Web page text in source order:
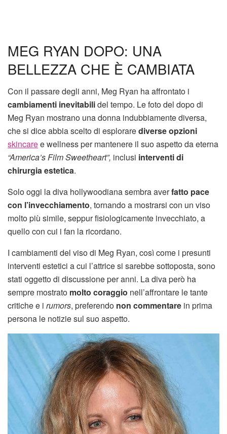
MEG RYAN DOPO: UNA
BELLEZZA CHE È CAMBIATA
Con il passare degli anni, Meg Ryan ha affrontato i
cambiamenti inevitabilidel tempo. Le foto del dopo di
Meg Ryan mostrano una donna indubbiamente diversa,
che si dice abbia scelto di esplorarediverse opzioni
skincaree wellness per mantenere il suo aspetto da eterna
“America’s Film Sweetheart”, inclusi interventi di
chirurgia estetica.
Solo oggi la diva hollywoodiana sembra averfatto pace
con l’invecchiamento, tornando a mostrarsi con un viso
molto più simile, seppur fisiologicamente invecchiato, a
quello con cui i fan la ricordano.
I cambiamenti del viso di Meg Ryan, così come i presunti
interventi estetici a cui l’attrice si sarebbe sottoposta, sono
stati oggetto di discussione per anni. La diva però ha
sempre mostrato molto coraggio nell’affrontare le tante
critiche e i rumors, preferendo non commentare in prima
persona le notizie sul suo aspetto.